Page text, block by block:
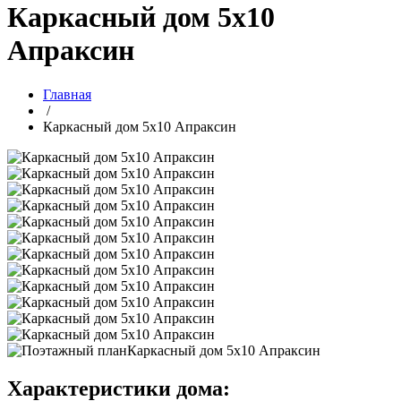
Каркасный дом 5х10
Апраксин
Главная
/
Каркасный дом 5х10 Апраксин
Характеристики дома: